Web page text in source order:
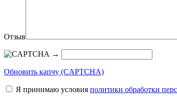
Отзыв
→
Обновить капчу (CAPTCHA)
Я принимаю условия политики обработки